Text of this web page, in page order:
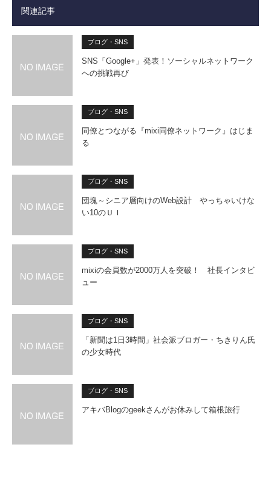
関連記事
ブログ・SNS
SNS「Google+」発表！ソーシャルネットワーク
への挑戦再び
ブログ・SNS
同僚とつながる『mixi同僚ネットワーク』はじま
る
ブログ・SNS
団塊～シニア層向けのWeb設計 やっちゃいけな
い10のＵＩ
ブログ・SNS
mixiの会員数が2000万人を突破！ 社長インタビ
ュー
ブログ・SNS
「新聞は1日3時間」社会派ブロガー・ちきりん氏
の少女時代
ブログ・SNS
アキバBlogのgeekさんがお休みして箱根旅行